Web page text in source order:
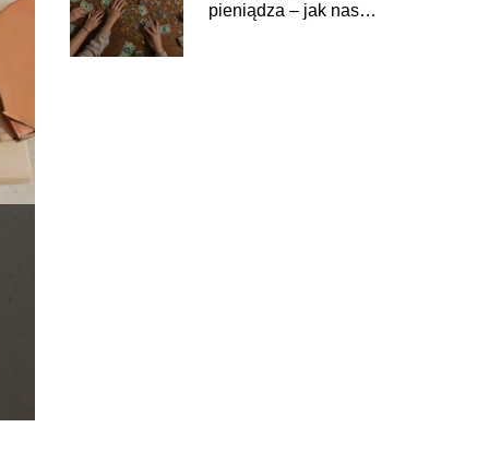
pieniądza – jak nasze